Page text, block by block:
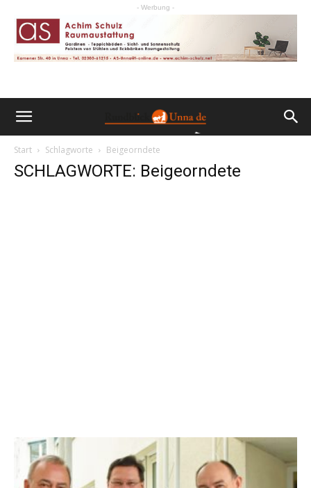
- Werbung -
Start Schlagworte Beigeorndete
SCHLAGWORTE: Beigeorndete